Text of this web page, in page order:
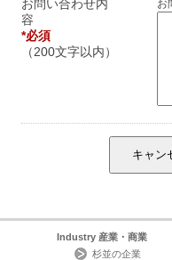
お問い合わせ内
容
必須
（200文字以内）
お
Industry 産業・商業
杉並の企業